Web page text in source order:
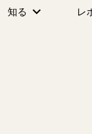
知る レ